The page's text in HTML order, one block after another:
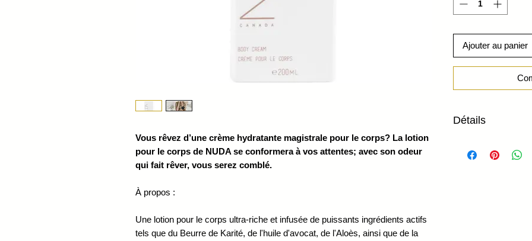
Vous rêvez d’une crème hydratante magistrale pour le corps? La lotion
pour le corps de NUDA se conformera à vos attentes; avec son odeur
qui fait rêver, vous serez comblé.
À propos :
Une lotion pour le corps ultra-riche et infusée de puissants ingrédients actifs
tels que du Beurre de Karité, de l'huile d'avocat, de l'Aloès, ainsi que de la
Ajouter au panier
Détails
- Faite à partir